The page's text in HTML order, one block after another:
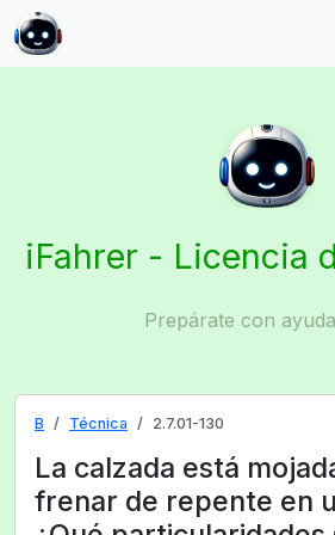
iFahrer - Licencia
Prepárate con
B Técnica 2.7.01-130
La calzada está
frenar de repente en